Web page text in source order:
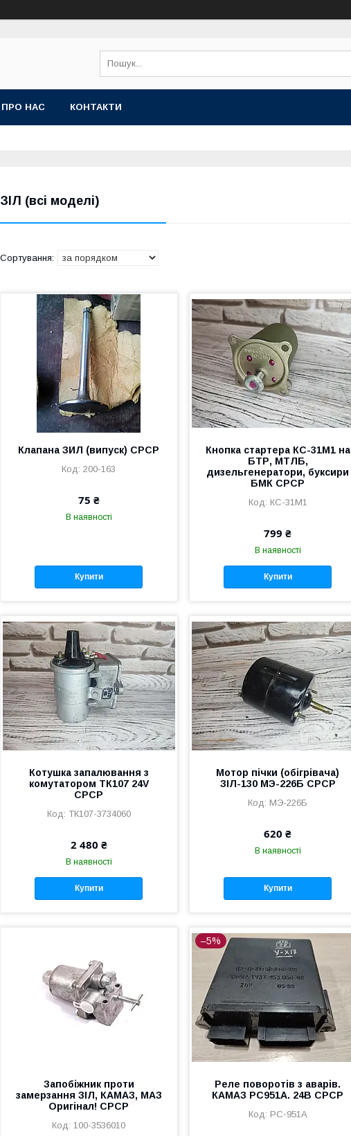
ПРО НАС КОНТАКТИ
ЗІЛ (всі моделі)
Клапана ЗИЛ (випуск) СРСР
200-163
75 ₴
В наявності
Купити
Кнопка стартера КС-31М1 на
БТР, МТЛБ,
дизельгенератори, буксири
БМК СРСР
КС-31М1
799 ₴
В наявності
Купити
Котушка запалювання з
комутатором ТК107 24V
СРСР
ТК107-3734060
2 480 ₴
В наявності
Купити
Мотор пічки (обігрівача)
ЗІЛ-130 МЭ-226Б СРСР
МЭ-226Б
620 ₴
В наявності
Купити
Запобіжник проти
замерзання ЗІЛ, КАМАЗ, МАЗ
Оригінал! СРСР
100-3536010
–5%
Реле поворотів з аварів.
КАМАЗ РС951А. 24В СРСР
РС-951А